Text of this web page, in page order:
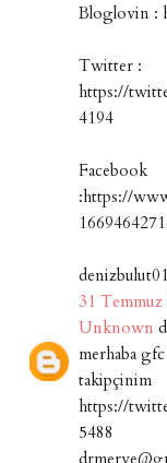
Bloglovin :
Twitter :
https://
4194
Facebook
:https://
31 Temmuz
Unknown
merhaba
takipçinim
https://
5488